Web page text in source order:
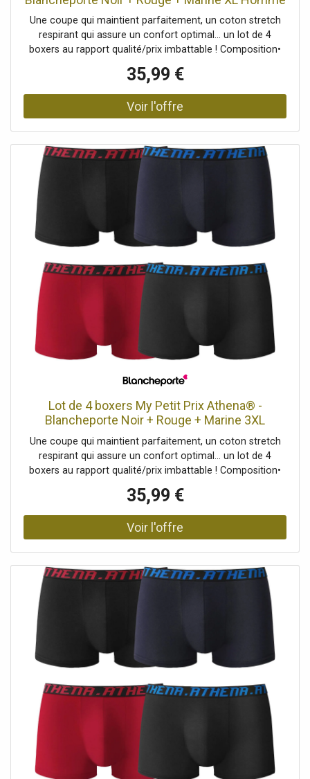
Une coupe qui maintient parfaitement, un coton stretch
respirant qui assure un confort optimal... un lot de 4
boxers au rapport qualité/prix imbattable ! Composition•
Maille jersey 95% coton, 5% élasthanne.Description•
Coupe confortable.• Large élastique siglé à la taille.•
Devant doublé.• En lot de 4Blancheporte s’engage • Ce
produit est labellisé OEKO-TEX® STANDARD 100 (n° CQ
1216 / 3 IFTH). Ce label contribue à une sécurité du
des exigences réglementaires en vigueur sur le plan
national et européen.
35,99 €
Lot de 4 boxers My Petit Prix Athena® -
Blancheporte Noir + Rouge + Marine 3XL
Homme
Une coupe qui maintient parfaitement, un coton stretch
respirant qui assure un confort optimal... un lot de 4
boxers au rapport qualité/prix imbattable ! Composition•
Coupe confortable.• Large élastique siglé à la taille.•
Devant doublé.• En lot de 4Blancheporte s’engage • Ce
produit est labellisé OEKO-TEX® STANDARD 100 (n° CQ
1216 / 3 IFTH). Ce label contribue à une sécurité du
des exigences réglementaires en vigueur sur le plan
national et européen.
35,99 €